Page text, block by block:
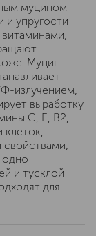
муцином -
и упругости
витаминами,
Муцин
излучением,
выработку
С, Е, В2,
клеток,
одно
и тусклой
для